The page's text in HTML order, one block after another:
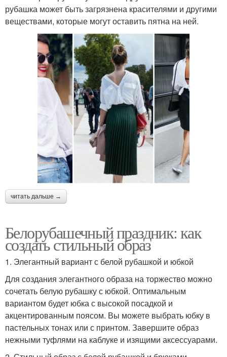
рубашка может быть загрязнена красителями и другими
веществами, которые могут оставить пятна на ней.
читать дальше →
Белорубашечный праздник: как
создать стильный образ
1. Элегантный вариант с белой рубашкой и юбкой
Для создания элегантного образа на торжество можно
сочетать белую рубашку с юбкой. Оптимальным
вариантом будет юбка с высокой посадкой и
акцентированным поясом. Вы можете выбрать юбку в
пастельных тонах или с принтом. Завершите образ
нежными туфлями на каблуке и изящими аксессуарами.